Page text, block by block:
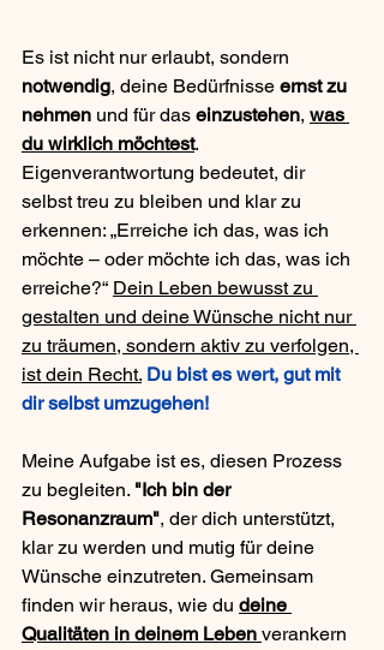
Es ist nicht nur erlaubt, sondern
notwendig, deine Bedürfnisse ernst zu
nehmen und für das einzustehen, was
du wirklich möchtest.
Eigenverantwortung bedeutet, dir
selbst treu zu bleiben und klar zu
erkennen: „Erreiche ich das, was ich
möchte – oder möchte ich das, was ich
erreiche?“ Dein Leben bewusst zu
gestalten und deine Wünsche nicht nur
zu träumen, sondern aktiv zu verfolgen,
ist dein Recht. Du bist es wert, gut mit
dir selbst umzugehen!
Meine Aufgabe ist es, diesen Prozess
zu begleiten. "Ich bin der
Resonanzraum", der dich unterstützt,
klar zu werden und mutig für deine
Wünsche einzutreten. Gemeinsam
finden wir heraus, wie du deine
Qualitäten in deinem Leben verankern